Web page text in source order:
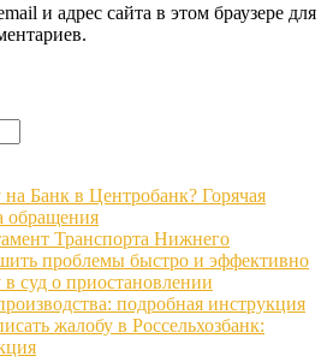
и адрес сайта в этом браузере для
Банк в Центробанк? Горячая
обращения
Транспорта Нижнего
проблемы быстро и эффективно
суд о приостановлении
подробная инструкция
жалобу в Россельхозбанк: